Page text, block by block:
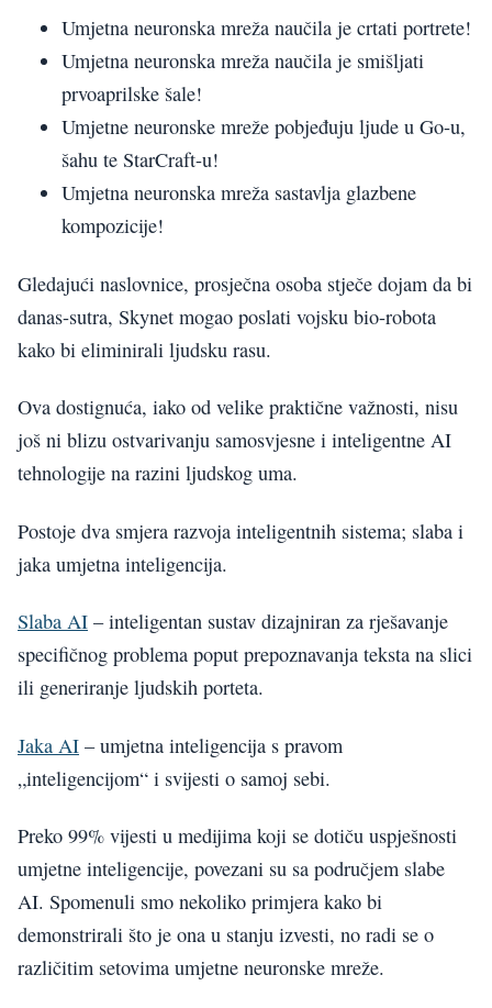
Umjetna neuronska mreža naučila je crtati portrete!
Umjetna neuronska mreža naučila je smišljati
prvoaprilske šale!
Umjetne neuronske mreže pobjeđuju ljude u Go-u,
šahu te StarCraft-u!
Umjetna neuronska mreža sastavlja glazbene
kompozicije!
Gledajući naslovnice, prosječna osoba stječe dojam da bi
danas-sutra, Skynet mogao poslati vojsku bio-robota
kako bi eliminirali ljudsku rasu.
Ova dostignuća, iako od velike praktične važnosti, nisu
još ni blizu ostvarivanju samosvjesne i inteligentne AI
tehnologije na razini ljudskog uma.
Postoje dva smjera razvoja inteligentnih sistema; slaba i
jaka umjetna inteligencija.
Slaba AI – inteligentan sustav dizajniran za rješavanje
specifičnog problema poput prepoznavanja teksta na slici
ili generiranje ljudskih porteta.
Jaka AI – umjetna inteligencija s pravom
„inteligencijom“ i svijesti o samoj sebi.
Preko 99% vijesti u medijima koji se dotiču uspješnosti
umjetne inteligencije, povezani su sa područjem slabe
AI. Spomenuli smo nekoliko primjera kako bi
demonstrirali što je ona u stanju izvesti, no radi se o
različitim setovima umjetne neuronske mreže.